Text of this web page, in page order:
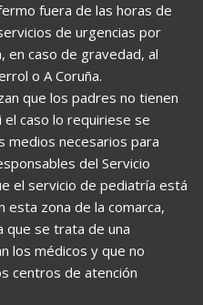
fuera de las horas de
de urgencias por
caso de gravedad, al
o A Coruña.
que los padres no tienen
caso lo requiriese se
medios necesarios para
del Servicio
el servicio de pediatría está
esta zona de la comarca,
que se trata de una
los médicos y que no
centros de atención